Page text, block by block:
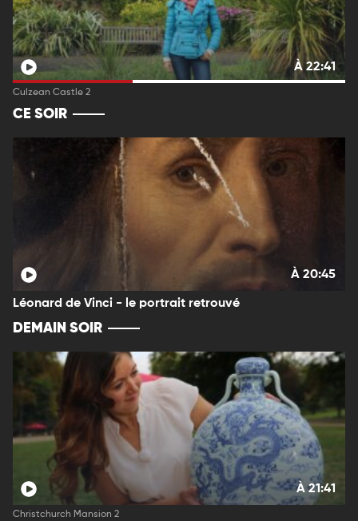
À 22:41
Culzean Castle 2
CE SOIR
À 20:45
Léonard de Vinci - le portrait retrouvé
DEMAIN SOIR
À 21:41
Christchurch Mansion 2